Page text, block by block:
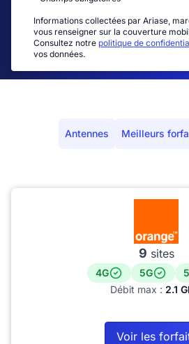
Informations collectées par Ariase,
vous renseigner sur la couverture
Consultez notre politique de
vos données.
Antennes Meilleurs
9 sites
4G 5G
Débit max : 2.1
Voir les